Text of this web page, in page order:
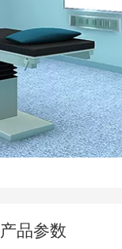
产品参数